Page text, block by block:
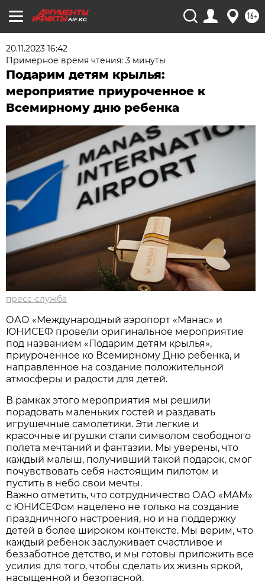
AIF.KG 16+
20.11.2023 16:42
Примерное время чтения: 3 минуты
Подарим детям крылья:
мероприятие приуроченное к
Всемирному дню ребенка
пресс-служба
ОАО «Международный аэропорт «Манас» и
ЮНИСЕФ провели оригинальное мероприятие
под названием «Подарим детям крылья»,
приуроченное ко Всемирному Дню ребенка, и
направленное на создание положительной
атмосферы и радости для детей.
В рамках этого мероприятия мы решили
порадовать маленьких гостей и раздавать
игрушечные самолетики. Эти легкие и
красочные игрушки стали символом свободного
полета мечтаний и фантазии. Мы уверены, что
каждый малыш, получивший такой подарок, смог
почувствовать себя настоящим пилотом и
пустить в небо свои мечты.
Важно отметить, что сотрудничество ОАО «МАМ»
с ЮНИСЕФом нацелено не только на создание
праздничного настроения, но и на поддержку
детей в более широком контексте. Мы верим, что
каждый ребенок заслуживает счастливое и
беззаботное детство, и мы готовы приложить все
усилия для того, чтобы сделать их жизнь яркой,
насыщенной и безопасной.